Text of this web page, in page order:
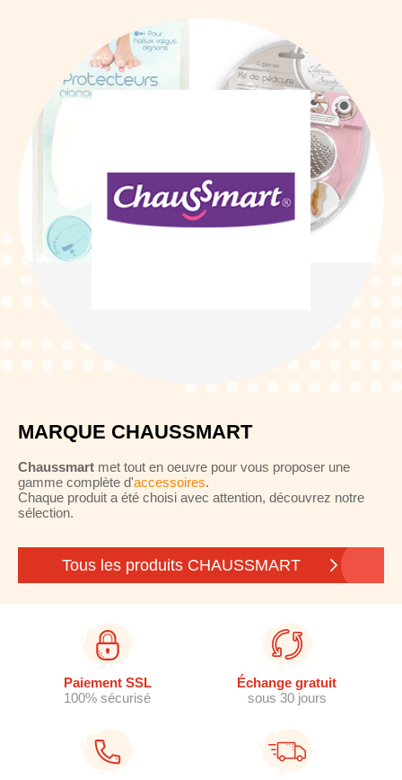
MARQUE CHAUSSMART
Chaussmart met tout en oeuvre pour vous proposer une
gamme complète d'accessoires.
Chaque produit a été choisi avec attention, découvrez notre
sélection.
Tous les produits CHAUSSMART
Paiement SSL
100% sécurisé
Échange gratuit
sous 30 jours